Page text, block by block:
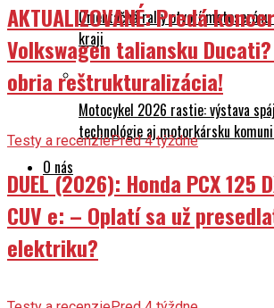
Orientačná rally otvorí
kraji
Motocykel 2026 rastie: výstava
technológie aj motorkársku
O nás
AKTUALIZOVANÉ: Predá
Volkswagen taliansku
obria reštrukturalizácia!
Testy a recenziePred 4 týždne
DUEL (2026): Honda PCX 125
CUV e: – Oplatí sa už
elektriku?